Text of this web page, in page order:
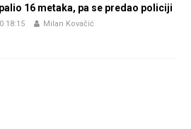
16 metaka, pa se predao policiji
18:15 Milan Kovačić